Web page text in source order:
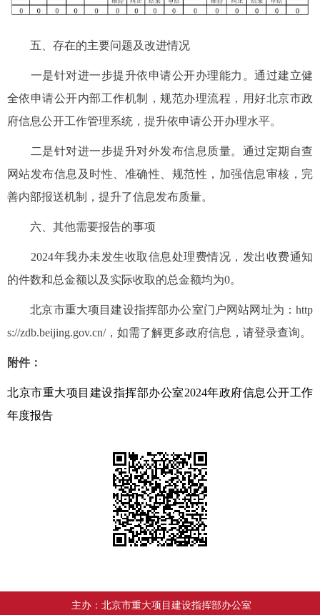
五、存在的主要问题及改进情况
一是针对进一步提升依申请公开办理能力。通过建立健
全依申请公开内部工作机制，规范办理流程，用好北京市政
府信息公开工作管理系统，提升依申请公开办理水平。
二是针对进一步提升对外发布信息质量。通过定期自查
网站发布信息及时性、准确性、规范性，加强信息审核，完
善内部报送机制，提升了信息发布质量。
六、其他需要报告的事项
2024年我办未发生收取信息处理费情况，发出收费通知
的件数和总金额以及实际收取的总金额均为0。
北京市重大项目建设指挥部办公室门户网站网址为：http
s://zdb.beijing.gov.cn/，如需了解更多政府信息，请登录查询。
附件：
北京市重大项目建设指挥部办公室2024年政府信息公开工作
年度报告
主办：北京市重大项目建设指挥部办公室